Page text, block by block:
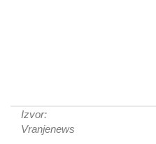
Izvor:
Vranjenews